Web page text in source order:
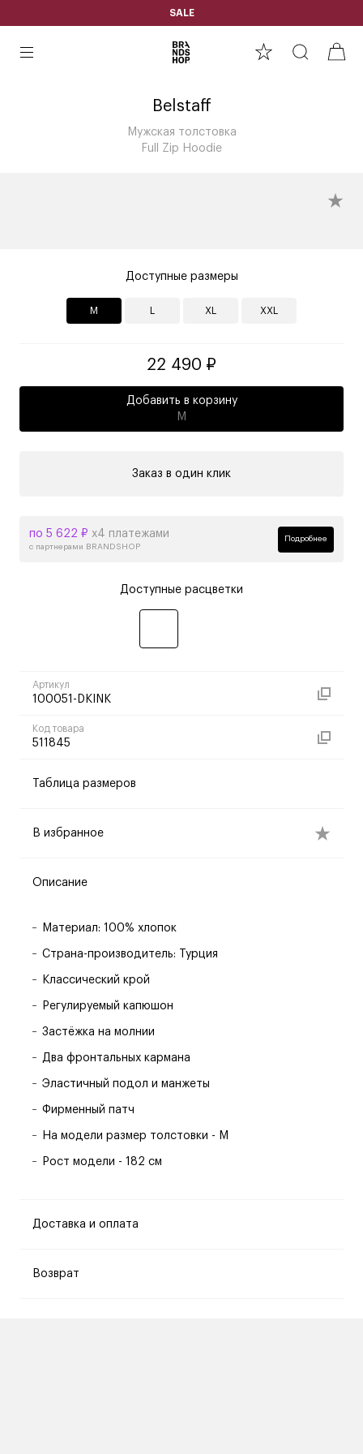
SALE
Belstaff
Мужская толстовка
Full Zip Hoodie
Доступные размеры
M XL XXL
22 490 ₽
Добавить в корзину
M
Заказ в один клик
по 5 622 ₽ х4 платежами
с партнерами BRANDSHOP
Подробнее
Доступные расцветки
Артикул
100051-DKINK
Код товара
511845
Таблица размеров
В избранное
Описание
Материал: 100% хлопок
Страна-производитель: Турция
Классический крой
Регулируемый капюшон
Застёжка на молнии
Два фронтальных кармана
Эластичный подол и манжеты
Фирменный патч
На модели размер толстовки - M
Рост модели - 182 см
Доставка и оплата
Возврат